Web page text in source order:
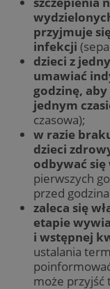
przyjmuje
infekcji
dzieci z
umawiać
godzinę,
jednym
czasowa);
w razie
dzieci
odbywać
pierwszych
przed
zaleca się
etapie
i wstępnej
ustalania
może przyjść